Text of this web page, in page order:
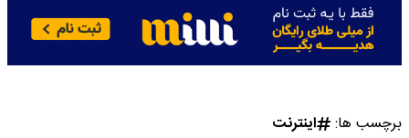
برچسب ها: اینترنت